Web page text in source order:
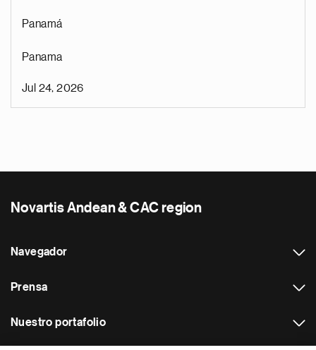
Panamá
Panama
Jul 24, 2026
Novartis Andean & CAC region
Navegador
Prensa
Nuestro portafolio